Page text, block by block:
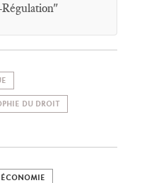
DU DROIT
ÉCONOMIE